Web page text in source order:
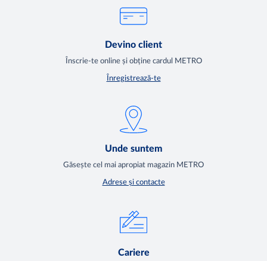
Devino client
Înscrie-te online și obține cardul METRO
Înregistrează-te
Unde suntem
Găsește cel mai apropiat magazin METRO
Adrese și contacte
Cariere